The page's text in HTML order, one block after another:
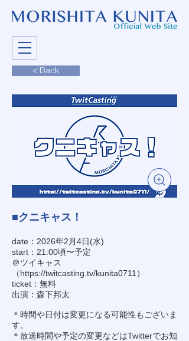
< Back
■クニキャス！
date：2026年2月4日(水)
start：21:00頃〜予定
＠ツイキャス
（https://twitcasting.tv/kunita0711 ）
ticket：無料
出演：森下邦太
＊時間や日付は変更になる可能性もございま
す。
＊放送時間や予定の変更などはTwitterでお知